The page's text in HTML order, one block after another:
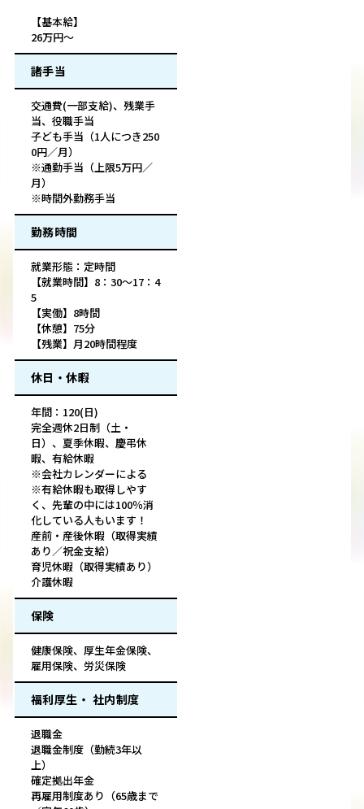
【基本給】
26万円～
諸手当
交通費(一部支給)、残業手
当、役職手当
子ども手当（1人につき250
0円／月）
※通勤手当（上限5万円／
月）
※時間外勤務手当
勤務時間
就業形態：定時間
【就業時間】8：30～17：4
5
【実働】8時間
【休憩】75分
【残業】月20時間程度
休日・休暇
年間：120(日)
完全週休2日制（土・
日）、夏季休暇、慶弔休
暇、有給休暇
※会社カレンダーによる
※有給休暇も取得しやす
く、先輩の中には100％消
化している人もいます！
産前・産後休暇（取得実績
あり／祝金支給）
育児休暇（取得実績あり）
介護休暇
保険
健康保険、厚生年金保険、
雇用保険、労災保険
福利厚生・ 社内制度
退職金
退職金制度（勤続3年以
上）
確定拠出年金
再雇用制度あり（65歳まで